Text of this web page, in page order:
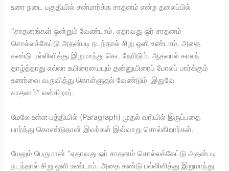
உரை நடை பகுதியில் சன்மார்க்க சாதனம் என்ற தலைப்பில்
“சாதனங்கள் ஒன்றும் வேண்டாம். ஏதாவது ஒர் சாதனம்
சொல்லக்கேட்டு அதன்படி நடந்தால் சிறு ஒளி உண்டாம். அதை
கண்டு பல்லிளித்து இறுமாந்து கெட நேரிடும். ஆதலால் காலந்
தாழ்த்தாது எல்லா உயிரையையும் தன்னுயிரைப் போலப் பார்க்கும்
உணர்வை வருவித்து கொள்ளுதல் வேண்டும் இதுவே
சாதனம்” என்கிறார்.
மேலே உள்ள பத்தியில் (Paragraph) முதல் வரியில் இருப்பதை
பார்த்து கொண்டுதான் இவர்கள் இவ்வாறு சொல்கிறார்கள்.
மேலும் பெருமான் “ஏதாவது ஒர் சாதனம் சொல்லக்கேட்டு அதன்படி
நடந்தால் சிறு ஒளி உண்டாம். அதை கண்டு பல்லிளித்து இறுமாந்து